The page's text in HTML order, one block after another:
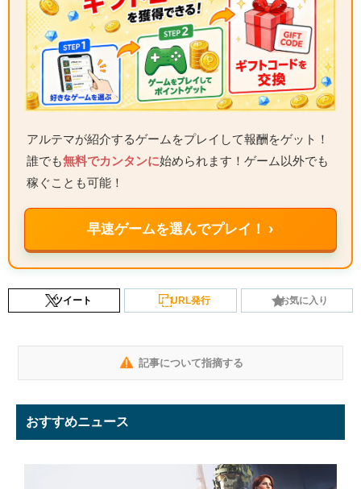
アルテマが紹介するゲームをプレイして報酬をゲット！
誰でも無料でカンタンに始められます！ゲーム以外でも
稼ぐことも可能！
早速ゲームを選んでプレイ！ ›
ツイート URL発行 お気に入り
記事について指摘する
おすすめニュース